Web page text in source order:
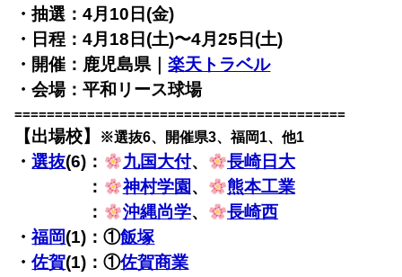
・抽選：4月10日(金)
・日程：4月18日(土)〜4月25日(土)
・開催：鹿児島県｜楽天トラベル
・会場：平和リース球場
=========================================
【出場校】 ※選抜6、開催県3、福岡1、他1
・選抜(6)： 九国大付、
長崎日大
： 神村学園 、
熊本工業
： 沖縄尚学、
長崎西
・福岡(1)：①飯塚
・佐賀(1)：①佐賀商業